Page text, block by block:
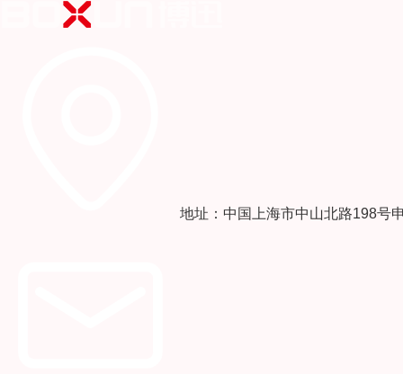
地址：中国上海市中山北路198号